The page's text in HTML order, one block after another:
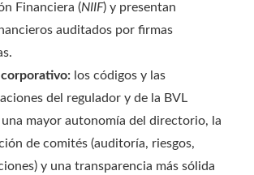
Financiera (NIIF) y presentan
auditados por firmas
los códigos y las
del regulador y de la BVL
mayor autonomía del directorio, la
de comités (auditoría, riesgos,
y una transparencia más sólida